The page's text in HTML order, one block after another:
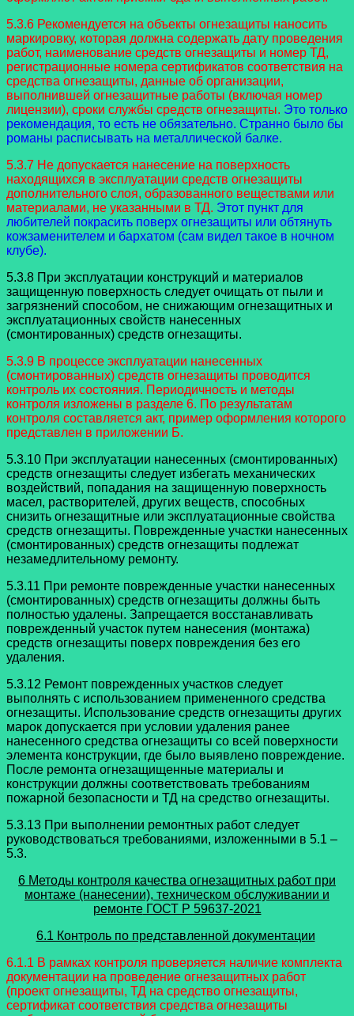
5.3.6 Рекомендуется на объекты огнезащиты наносить
маркировку, которая должна содержать дату проведения
работ, наименование средств огнезащиты и номер ТД,
регистрационные номера сертификатов соответствия на
средства огнезащиты, данные об организации,
выполнившей огнезащитные работы (включая номер
лицензии), сроки службы средств огнезащиты. Это только
рекомендация, то есть не обязательно. Странно было бы
романы расписывать на металлической балке.
5.3.7 Не допускается нанесение на поверхность
находящихся в эксплуатации средств огнезащиты
дополнительного слоя, образованного веществами или
материалами, не указанными в ТД. Этот пункт для
любителей покрасить поверх огнезащиты или обтянуть
кожзаменителем и бархатом (сам видел такое в ночном
клубе).
5.3.8 При эксплуатации конструкций и материалов
защищенную поверхность следует очищать от пыли и
загрязнений способом, не снижающим огнезащитных и
эксплуатационных свойств нанесенных
(смонтированных) средств огнезащиты.
5.3.9 В процессе эксплуатации нанесенных
(смонтированных) средств огнезащиты проводится
контроль их состояния. Периодичность и методы
контроля изложены в разделе 6. По результатам
контроля составляется акт, пример оформления которого
представлен в приложении Б.
5.3.10 При эксплуатации нанесенных (смонтированных)
средств огнезащиты следует избегать механических
воздействий, попадания на защищенную поверхность
масел, растворителей, других веществ, способных
снизить огнезащитные или эксплуатационные свойства
средств огнезащиты. Поврежденные участки нанесенных
(смонтированных) средств огнезащиты подлежат
незамедлительному ремонту.
5.3.11 При ремонте поврежденные участки нанесенных
(смонтированных) средств огнезащиты должны быть
полностью удалены. Запрещается восстанавливать
поврежденный участок путем нанесения (монтажа)
средств огнезащиты поверх повреждения без его
удаления.
5.3.12 Ремонт поврежденных участков следует
выполнять с использованием примененного средства
огнезащиты. Использование средств огнезащиты других
марок допускается при условии удаления ранее
нанесенного средства огнезащиты со всей поверхности
элемента конструкции, где было выявлено повреждение.
После ремонта огнезащищенные материалы и
конструкции должны соответствовать требованиям
пожарной безопасности и ТД на средство огнезащиты.
5.3.13 При выполнении ремонтных работ следует
руководствоваться требованиями, изложенными в 5.1 –
5.3.
6 Методы контроля качества огнезащитных работ при
монтаже (нанесении), техническом обслуживании и
ремонтеГОСТ Р 59637-2021
6.1 Контроль по представленной документации
6.1.1 В рамках контроля проверяется наличие комплекта
документации на проведение огнезащитных работ
(проект огнезащиты, ТД на средство огнезащиты,
сертификат соответствия средства огнезащиты